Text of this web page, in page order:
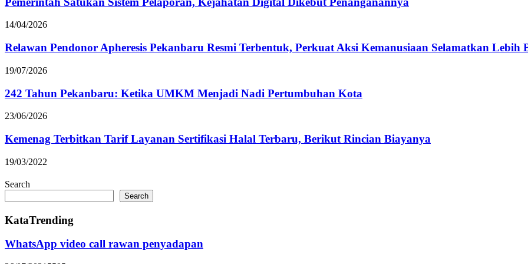
14/04/2026
Relawan Pendonor Apheresis Pekanbaru Resmi Terbentuk, Perkuat Aksi Kemanusiaan Selamatkan Lebih
19/07/2026
242 Tahun Pekanbaru: Ketika UMKM Menjadi Nadi Pertumbuhan Kota
23/06/2026
Kemenag Terbitkan Tarif Layanan Sertifikasi Halal Terbaru, Berikut Rincian Biayanya
19/03/2022
Search
Search
KataTrending
WhatsApp video call rawan penyadapan